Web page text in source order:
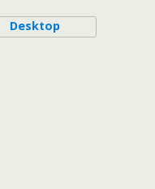
Desktop